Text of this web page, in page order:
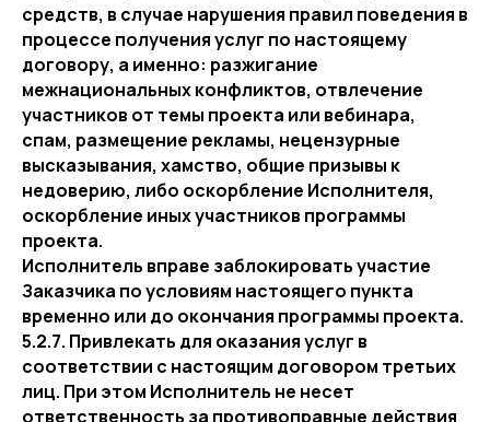
средств, в случае нарушения правил поведения в
процессе получения услуг по настоящему
договору, а именно: разжигание
межнациональных конфликтов, отвлечение
участников от темы проекта или вебинара,
спам, размещение рекламы, нецензурные
высказывания, хамство, общие призывы к
недоверию, либо оскорбление Исполнителя,
оскорбление иных участников программы
проекта.
Исполнитель вправе заблокировать участие
Заказчика по условиям настоящего пункта
временно или до окончания программы проекта.
5.2.7. Привлекать для оказания услуг в
соответствии с настоящим договором третьих
лиц. При этом Исполнитель не несет
ответственность за противоправные действия